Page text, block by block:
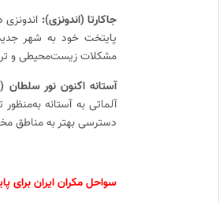
جاکارتا (اندونزی): اندونزی
پایتخت خود به شهر
مشکلات زیست‌محیطی و
آستانه اکنون نور سلطان
آلماتی به آستانه
دسترسی بهتر به مناطق
سواحل مکران ایران برای